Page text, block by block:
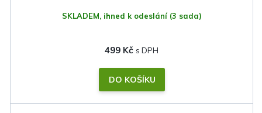
SKLADEM, ihned k odeslání (3 sada)
499 Kč
DO KOŠÍKU